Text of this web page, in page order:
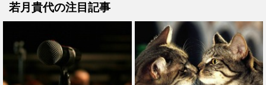
若月貴代の注目記事